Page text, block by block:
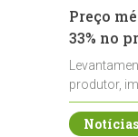
Preço
33% no
produtor,
de leite cru